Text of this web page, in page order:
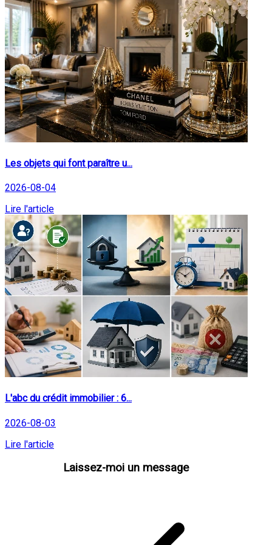
Les objets qui font paraître u...
2026-08-04
Lire l'article
L'abc du crédit immobilier : 6...
2026-08-03
Lire l'article
Laissez-moi un message